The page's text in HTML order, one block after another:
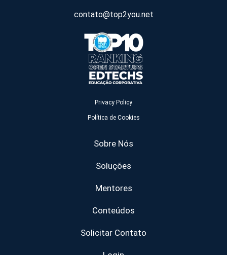
contato@top2you.net
Privacy Policy
Política de Cookies
Sobre Nós
Soluções
Mentores
Conteúdos
Solicitar Contato